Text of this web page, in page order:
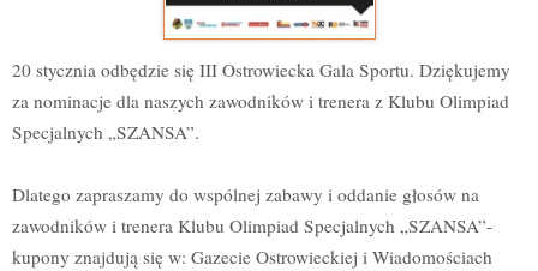
20 stycznia odbędzie się III Ostrowiecka Gala Sportu. Dziękujemy
za nominacje dla naszych zawodników i trenera z Klubu Olimpiad
Specjalnych „SZANSA”.
Dlatego zapraszamy do wspólnej zabawy i oddanie głosów na
zawodników i trenera Klubu Olimpiad Specjalnych „SZANSA”-
kupony znajdują się w: Gazecie Ostrowieckiej i Wiadomościach